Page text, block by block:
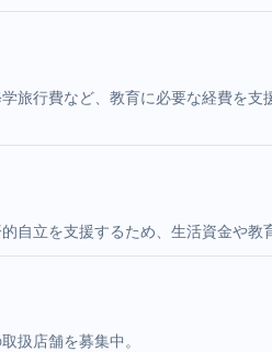
旅行費など、教育に必要な経費を
立を支援するため、生活資金や教
扱店舗を募集中。